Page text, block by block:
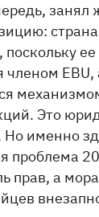
занял
поскольку
членом EBU,
Это
именно
проблема
прав, а